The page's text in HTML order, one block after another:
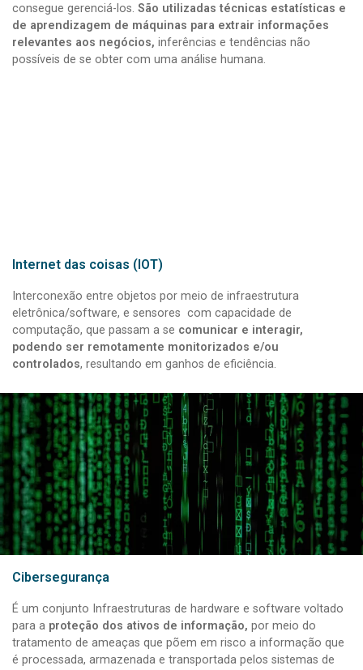
consegue gerenciá-los. São utilizadas técnicas estatísticas e
de aprendizagem de máquinas para extrair informações
relevantes aos negócios, inferências e tendências não
possíveis de se obter com uma análise humana.
Internet das coisas (IOT)
Interconexão entre objetos por meio de infraestrutura
eletrônica/software, e sensores com capacidade de
computação, que passam a se comunicar e interagir,
podendo ser remotamente monitorizados e/ou
controlados, resultando em ganhos de eficiência.
Cibersegurança
É um conjunto Infraestruturas de hardware e software voltado
para a proteção dos ativos de informação, por meio do
tratamento de ameaças que põem em risco a informação que
é processada, armazenada e transportada pelos sistemas de